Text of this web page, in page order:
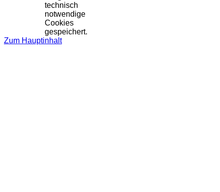
technisch
notwendige
Cookies
gespeichert.
Zum Hauptinhalt